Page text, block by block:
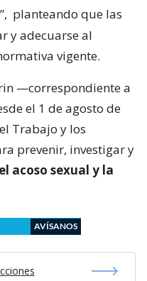
planteando que las
y adecuarse al
vigente.
—correspondiente a
el 1 de agosto de
Trabajo y los
prevenir, investigar y
acoso sexual y la
AVÍSANOS